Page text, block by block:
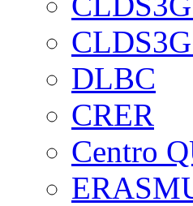
DLBC
CRER
Centro